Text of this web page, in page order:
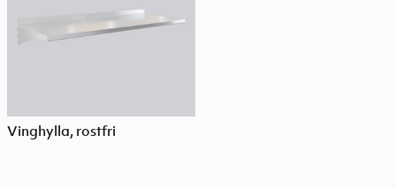
Vinghylla, rostfri